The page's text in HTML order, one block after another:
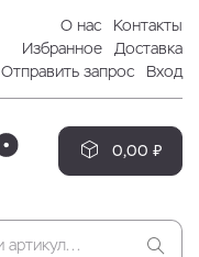
О нас
Контакты
Избранное
Доставка
Отправить запрос
Вход
0,00 ₽